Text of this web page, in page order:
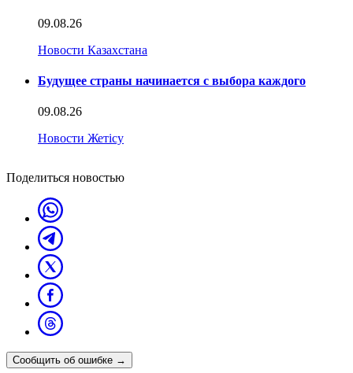
09.08.26
Новости Казахстана
Будущее страны начинается с выбора каждого
09.08.26
Новости Жетісу
Поделиться новостью
Сообщить об ошибке →